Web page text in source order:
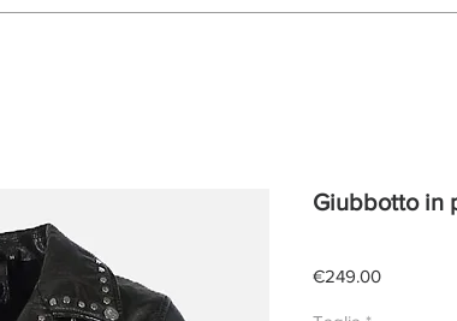
Giubbotto in
€249.00Price